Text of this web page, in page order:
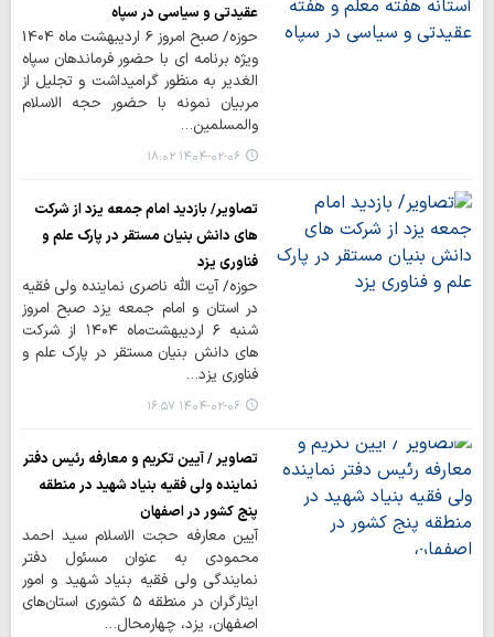
عقیدتی و سیاسی در سپاه
حوزه/ صبح امروز 6 اردیبهشت ماه 1404
ویژه برنامه ای با حضور فرماندهان سپاه
الغدیر به منظور گرامیداشت و تجلیل از
مربیان نمونه با حضور حجه الاسلام
والمسلمین…
۱۴۰۴-۰۲-۰۶ ۱۸:۰۲
تصاویر/ بازدید امام جمعه یزد از شرکت
های دانش بنیان مستقر در پارک علم و
فناوری یزد
حوزه/ آیت الله ناصری نماینده ولی فقیه
در استان و امام جمعه یزد صبح امروز
شنبه ۶ اردیبهشت‌ماه ١۴٠۴ از شرکت
های دانش بنیان مستقر در پارک علم و
فناوری یزد…
۱۴۰۴-۰۲-۰۶ ۱۶:۵۷
تصاویر / آیین تکریم و معارفه رئیس دفتر
نماینده ولی فقیه بنیاد شهید در منطقه
پنج کشور در اصفهان
آیین معارفه حجت الاسلام سید احمد
محمودی به عنوان مسئول دفتر
نمایندگی ولی فقیه بنیاد شهید و امور
ایثارگران در منطقه ۵ کشوری استان‌های
اصفهان، یزد، چهارمحال…